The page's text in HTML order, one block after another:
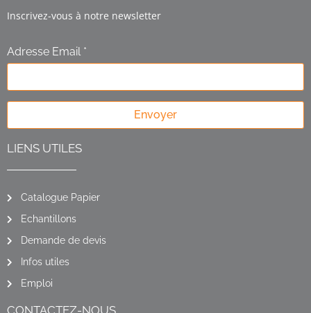
Inscrivez-vous à notre newsletter
Adresse Email *
Envoyer
LIENS UTILES
Catalogue Papier
Echantillons
Demande de devis
Infos utiles
Emploi